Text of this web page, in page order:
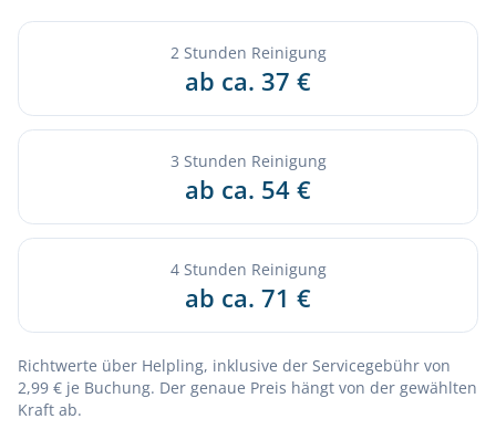
2 Stunden Reinigung
ab ca. 37 €
3 Stunden Reinigung
ab ca. 54 €
4 Stunden Reinigung
ab ca. 71 €
Richtwerte über Helpling, inklusive der Servicegebühr von
2,99 € je Buchung. Der genaue Preis hängt von der gewählten
Kraft ab.